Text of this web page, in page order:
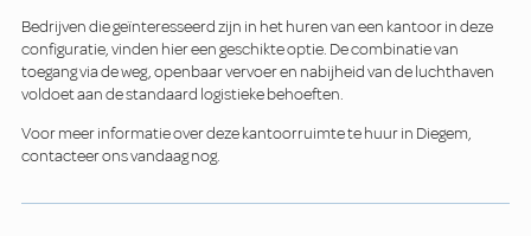
Bedrijven die geïnteresseerd zijn in het huren van een kantoor in deze
configuratie, vinden hier een geschikte optie. De combinatie van
toegang via de weg, openbaar vervoer en nabijheid van de luchthaven
voldoet aan de standaard logistieke behoeften.
Voor meer informatie over deze kantoorruimte te huur in Diegem,
contacteer ons vandaag nog.